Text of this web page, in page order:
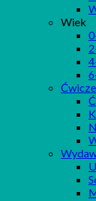
Wiek